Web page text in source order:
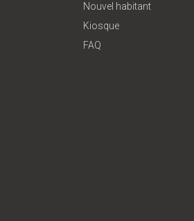
Nouvel habitant
Kiosque
FAQ